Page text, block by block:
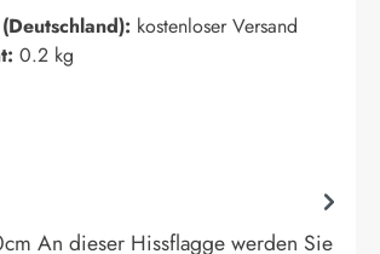
kostenloser Versand
0.2 kg
An dieser Hissflagge werden Sie